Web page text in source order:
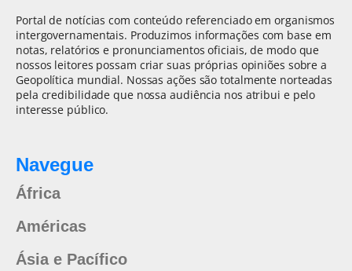
Portal de notícias com conteúdo referenciado em organismos
intergovernamentais. Produzimos informações com base em
notas, relatórios e pronunciamentos oficiais, de modo que
nossos leitores possam criar suas próprias opiniões sobre a
Geopolítica mundial. Nossas ações são totalmente norteadas
pela credibilidade que nossa audiência nos atribui e pelo
interesse público.
Navegue
África
Américas
Ásia e Pacífico